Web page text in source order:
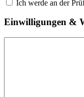
Ich werde an der
Einwilligungen &